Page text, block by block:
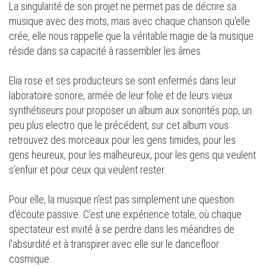
La singularité de son projet ne permet pas de décrire sa
musique avec des mots, mais avec chaque chanson qu'elle
crée, elle nous rappelle que la véritable magie de la musique
réside dans sa capacité à rassembler les âmes.
Elia rose et ses producteurs se sont enfermés dans leur
laboratoire sonore, armée de leur folie et de leurs vieux
synthétiseurs pour proposer un album aux sonorités pop, un
peu plus electro que le précédent, sur cet album vous
retrouvez des morceaux pour les gens timides, pour les
gens heureux, pour les malheureux, pour les gens qui veulent
s’enfuir et pour ceux qui veulent rester.
Pour elle, la musique n'est pas simplement une question
d'écoute passive. C'est une expérience totale, où chaque
spectateur est invité à se perdre dans les méandres de
l'absurdité et à transpirer avec elle sur le dancefloor
cosmique.